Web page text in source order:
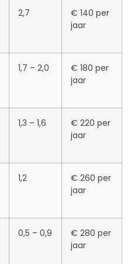
2,7
€ 140 per
jaar
1,7 – 2,0
€ 180 per
jaar
1,3 – 1,6
€ 220 per
jaar
1,2
€ 260 per
jaar
0,5 – 0,9
€ 280 per
jaar